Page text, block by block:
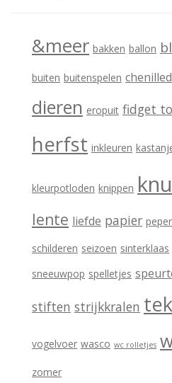
&meer bakken ballon
buiten buitenspelen
dieren eropuit fidget
herfst inkleuren
kleurpotloden knippen
lente liefde papier
schilderen seizoen sinterklaas
sneeuwpop spelletjes
stiften strijkkralen
vogelvoer wasco wc rolletjes
zomer